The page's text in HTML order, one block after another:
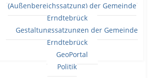
(Außenbereichssatzung) der Gemeinde
Erndtebrück
Gestaltungssatzungen der Gemeinde
Erndtebrück
GeoPortal
Politik